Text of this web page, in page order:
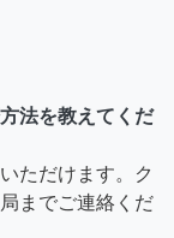
法を教えてくだ
ただけます。ク
までご連絡くだ